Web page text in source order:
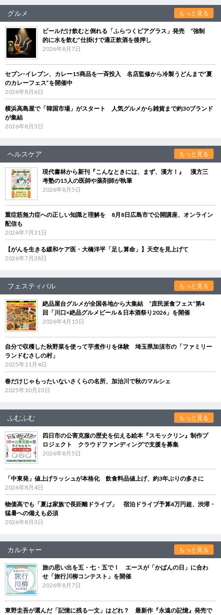
グルメ もっと見る
ビールだけ飲むと倒れる「ふらつくビアグラス」発売 “強制
的に水を飲む”仕掛けで適正飲酒を後押し
2026年8月7日
セブン‐イレブン、カレー15商品を一斉投入 名店監修から冷製うどんまで“夏
のカレーフェス”を開催中
2026年8月6日
横浜高島屋で「韓国市場」がスタート 人気グルメから雑貨まで約30ブランド
が集結
2026年8月5日
ヘルスケア もっと見る
現代書林から新刊『こんなときには、まず、漢方！』 漢方三
考塾の15人の医師や薬剤師が執筆
2026年8月5日
重症筋無力症への正しい知識と理解を 8月8日広島市で公開講座、オンライン
配信も
2026年7月31日
【がんを生きる緩和ケア医・大橋洋平「足し算命」】天空を見上げて
2026年7月28日
フェスティバル もっと見る
絶品屋台グルメが全国各地から大集結 “庶民派食フェス”第4
回「川口×絶品グルメビール＆日本酒祭り2026」を開催
2026年4月15日
自分で収穫した秋野菜を使って芋煮作りを体験 埼玉県加須市の「ファミリー
ランドむさしの村」
2025年11月4日
春だけじゃもったいないさくらの名所、加治川で秋のマルシェ
2025年10月23日
ふむふむ もっと見る
四日市の公害克服の歴史を伝える絵本『スモックリン』制作プ
ロジェクト クラウドファンディングで支援を募集
2026年8月5日
「中東発」値上げラッシュが本格化 飲食料品値上げ、約3年ぶりの多さに
2026年8月4日
物価高でも「夏は家族で長距離ドライブ」 宿泊ドライブ予算4万円超、渋滞・
猛暑への備えも必須
2026年8月3日
カルチャー もっと見る
旅の思い出を五・七・五で！ エースが「かばんの日」に合わ
せ「旅行川柳コンテスト」を開催
2026年8月7日
東野圭吾が選んだ「記憶に残る一文」はどれ？ 最新作『永遠の記憶』発売で